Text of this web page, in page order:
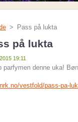
> Pass på lukta
på lukta
19:11
parfymen denne uka!
vestfold/pass-pa-